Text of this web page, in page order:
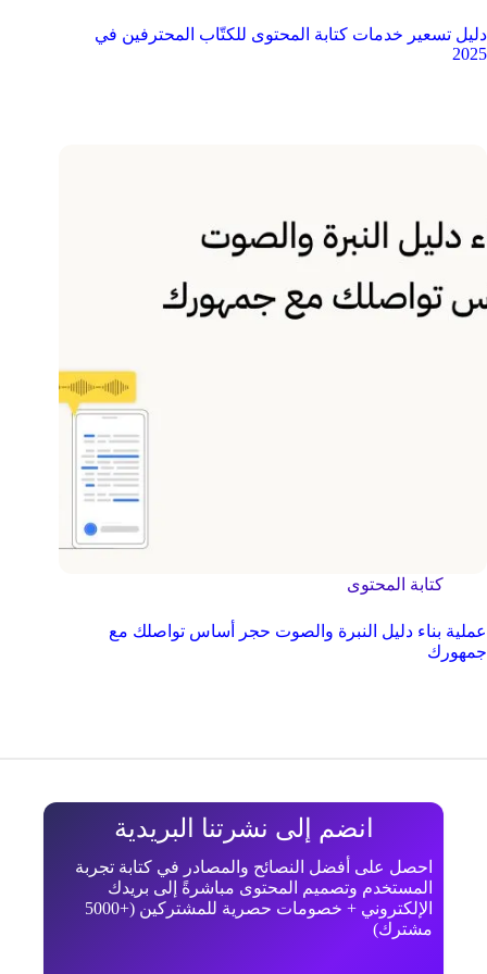
دليل تسعير خدمات كتابة المحتوى للكتّاب المحترفين في
2025
كتابة المحتوى
عملية بناء دليل النبرة والصوت حجر أساس تواصلك مع
جمهورك
انضم إلى نشرتنا البريدية
احصل على أفضل النصائح والمصادر في كتابة تجربة
المستخدم وتصميم المحتوى مباشرةً إلى بريدك
الإلكتروني + خصومات حصرية للمشتركين (+5000
مشترك)